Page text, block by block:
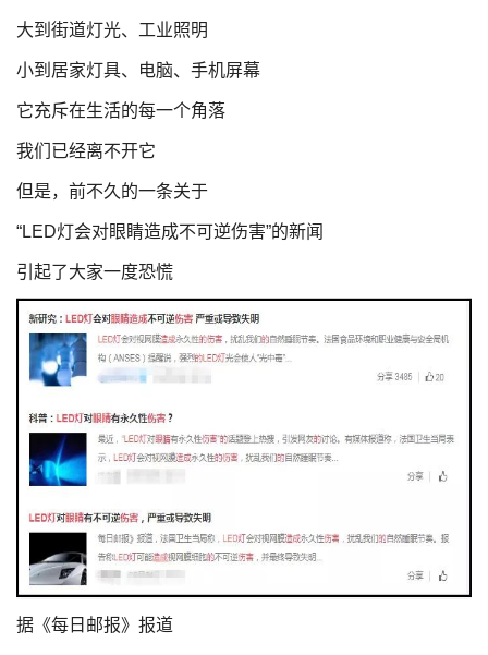
大到街道灯光、工业照明
小到居家灯具、电脑、手机屏幕
它充斥在生活的每一个角落
我们已经离不开它
但是，前不久的一条关于
“LED灯会对眼睛造成不可逆伤害”的新闻
引起了大家一度恐慌
据《每日邮报》报道